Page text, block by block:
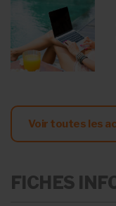
Voir toutes les
FICHES